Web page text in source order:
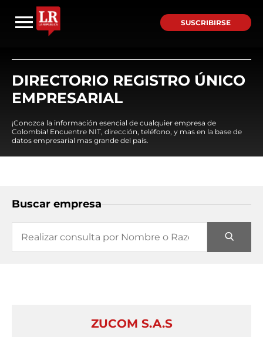
SUSCRIBIRSE
DIRECTORIO REGISTRO ÚNICO
EMPRESARIAL
¡Conozca la información esencial de cualquier empresa de
Colombia! Encuentre NIT, dirección, teléfono, y mas en la base de
datos empresarial mas grande del país.
Buscar empresa
ZUCOM S.A.S